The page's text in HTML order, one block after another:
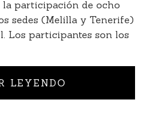
la participación de ocho
sedes (Melilla y Tenerife)
Los participantes son los
LEYENDO